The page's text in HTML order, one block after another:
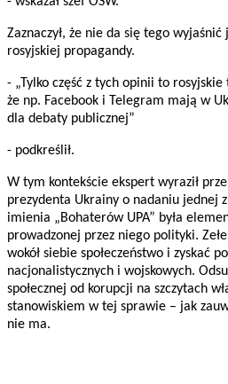
Zaznaczył, że nie da się tego wyjaśnić
rosyjskiej propagandy.
- „Tylko część z tych opinii to
że np. Facebook i Telegram mają w
dla debaty publicznej”
- podkreślił.
W tym kontekście ekspert wyraził
prezydenta Ukrainy o nadaniu jednej
imienia „Bohaterów UPA” była
prowadzonej przez niego polityki.
wokół siebie społeczeństwo i zyskać
nacjonalistycznych i wojskowych.
społecznej od korupcji na szczytach
stanowiskiem w tej sprawie – jak
nie ma.